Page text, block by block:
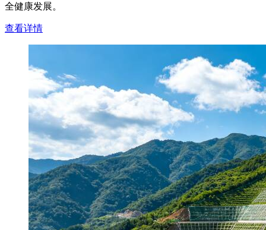
全健康发展。
查看详情